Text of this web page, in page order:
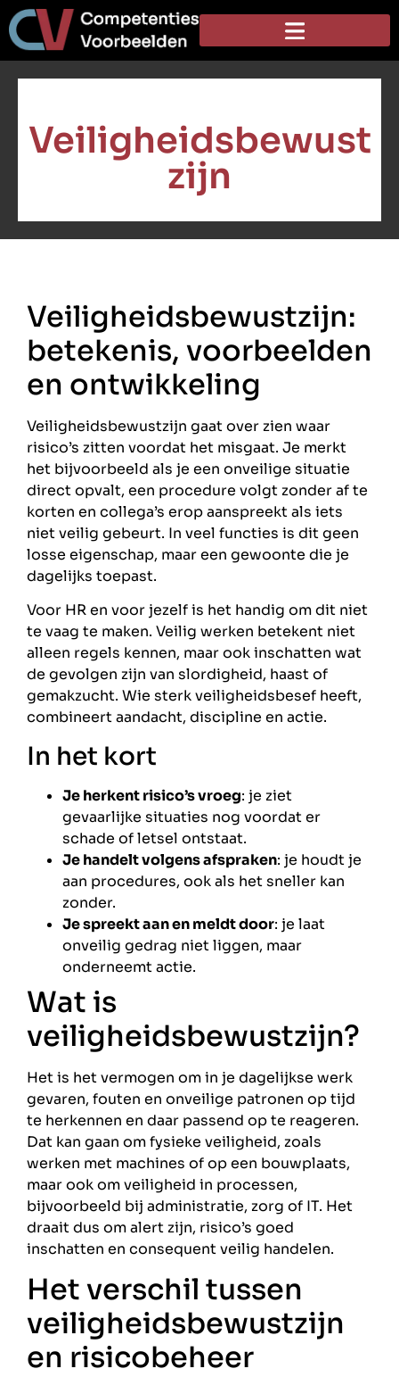
Veiligheidsbewust
zijn
Veiligheidsbewustzijn:
betekenis, voorbeelden
en ontwikkeling
Veiligheidsbewustzijn gaat over zien waar
risico’s zitten voordat het misgaat. Je merkt
het bijvoorbeeld als je een onveilige situatie
direct opvalt, een procedure volgt zonder af te
korten en collega’s erop aanspreekt als iets
niet veilig gebeurt. In veel functies is dit geen
losse eigenschap, maar een gewoonte die je
dagelijks toepast.
Voor HR en voor jezelf is het handig om dit niet
te vaag te maken. Veilig werken betekent niet
alleen regels kennen, maar ook inschatten wat
de gevolgen zijn van slordigheid, haast of
gemakzucht. Wie sterk veiligheidsbesef heeft,
combineert aandacht, discipline en actie.
In het kort
Je herkent risico’s vroeg: je ziet
gevaarlijke situaties nog voordat er
schade of letsel ontstaat.
Je handelt volgens afspraken: je houdt je
aan procedures, ook als het sneller kan
zonder.
Je spreekt aan en meldt door: je laat
onveilig gedrag niet liggen, maar
onderneemt actie.
Wat is
veiligheidsbewustzijn?
Het is het vermogen om in je dagelijkse werk
gevaren, fouten en onveilige patronen op tijd
te herkennen en daar passend op te reageren.
Dat kan gaan om fysieke veiligheid, zoals
werken met machines of op een bouwplaats,
maar ook om veiligheid in processen,
bijvoorbeeld bij administratie, zorg of IT. Het
draait dus om alert zijn, risico’s goed
inschatten en consequent veilig handelen.
Het verschil tussen
veiligheidsbewustzijn
en risicobeheer